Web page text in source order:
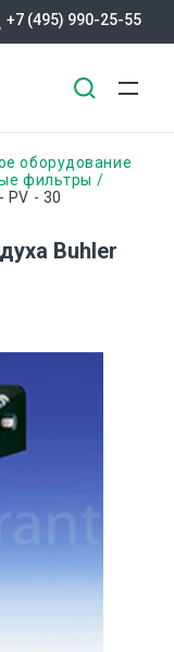
+7 (495) 990-25-55
оборудование
фильтры
PV - 30
Buhler